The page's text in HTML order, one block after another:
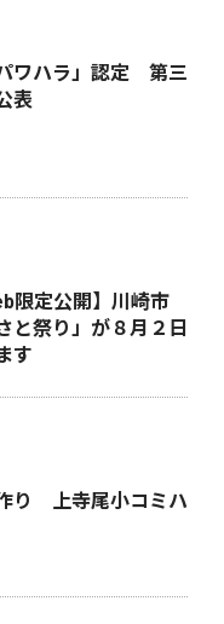
ワハラ」認定 第三
表
限定公開】川崎市
と祭り」が８月２日
す
り 上寺尾小コミハ